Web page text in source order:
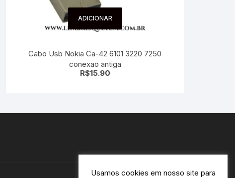
ADICIONAR
Cabo Usb Nokia Ca-42 6101 3220 7250
conexao antiga
R$15.90
Usamos cookies em nosso site para